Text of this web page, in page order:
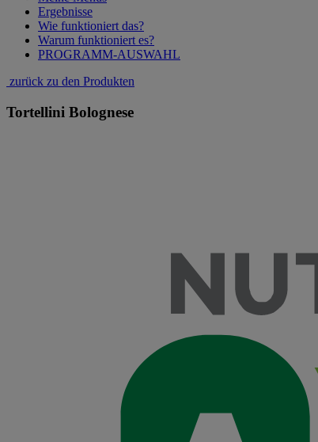
Ergebnisse
Wie funktioniert das?
Warum funktioniert es?
PROGRAMM-AUSWAHL
zurück zu den Produkten
Tortellini Bolognese